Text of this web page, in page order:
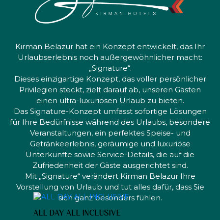
Kirman Belazur hat ein Konzept entwickelt, das Ihr
Urlaubserlebnis noch außergewöhnlicher macht:
„Signature“.
Dieses einzigartige Konzept, das voller persönlicher
Privilegien steckt, zielt darauf ab, unseren Gästen
einen ultra-luxuriösen Urlaub zu bieten.
Das Signature-Konzept umfasst sofortige Lösungen
für Ihre Bedürfnisse während des Urlaubs, besondere
Veranstaltungen, ein perfektes Speise- und
Getränkeerlebnis, geräumige und luxuriöse
Unterkünfte sowie Service-Details, die auf die
Zufriedenheit der Gäste ausgerichtet sind.
Mit „Signature“ verändert Kirman Belazur Ihre
Vorstellung von Urlaub und tut alles dafür, dass Sie
sich ganz besonders fühlen.
ALL DAY ALL INCLUSIVE